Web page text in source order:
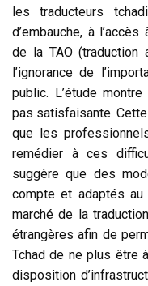
les traducteurs
d’embauche, à
de la TAO (traduction
l’ignorance de
public. L’étude
pas satisfaisante.
que les
remédier à ces
suggère que des
compte et adaptés
marché de la
étrangères afin de
Tchad de ne plus être
disposition